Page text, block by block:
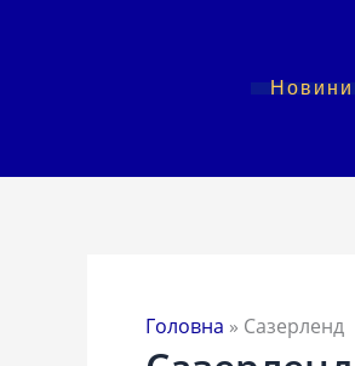
Новини
Головна » Сазерленд